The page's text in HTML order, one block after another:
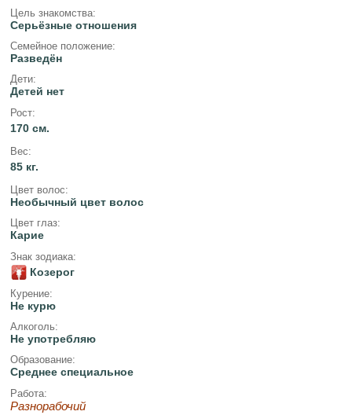
Цель знакомства:
Серьёзные отношения
Семейное положение:
Разведён
Дети:
Детей нет
Рост:
170 см.
Вес:
85 кг.
Цвет волос:
Необычный цвет волос
Цвет глаз:
Карие
Знак зодиака:
Козерог
Курение:
Не курю
Алкоголь:
Не употребляю
Образование:
Среднее специальное
Работа:
Разнорабочий